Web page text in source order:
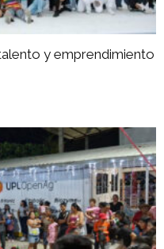
y emprendimiento